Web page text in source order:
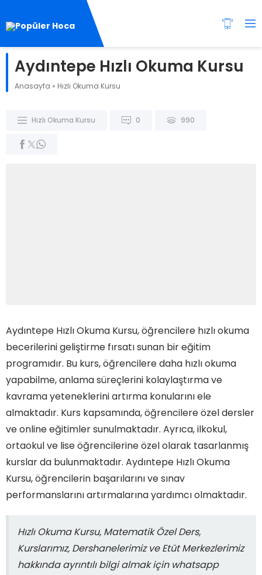
Aydıntepe Hızlı Okuma Kursu
Anasayfa » Hızlı Okuma Kursu
Hızlı Okuma Kursu 0 990
Aydıntepe Hızlı Okuma Kursu, öğrencilere hızlı okuma
becerilerini geliştirme fırsatı sunan bir eğitim
programıdır. Bu kurs, öğrencilere daha hızlı okuma
yapabilme, anlama süreçlerini kolaylaştırma ve
kavrama yeteneklerini artırma konularını ele
almaktadır. Kurs kapsamında, öğrencilere özel dersler
ve online eğitimler sunulmaktadır. Ayrıca, ilkokul,
ortaokul ve lise öğrencilerine özel olarak tasarlanmış
kurslar da bulunmaktadır. Aydıntepe Hızlı Okuma
Kursu, öğrencilerin başarılarını ve sınav
performanslarını artırmalarına yardımcı olmaktadır.
Hızlı Okuma Kursu, Matematik Özel Ders,
Kurslarımız, Dershanelerimiz ve Etüt Merkezlerimiz
hakkında ayrıntılı bilgi almak için whatsapp